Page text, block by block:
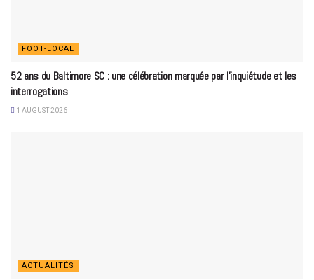
FOOT-LOCAL
52 ans du Baltimore SC : une célébration marquée par l’inquiétude et les
interrogations
1 AUGUST 2026
ACTUALITÉS